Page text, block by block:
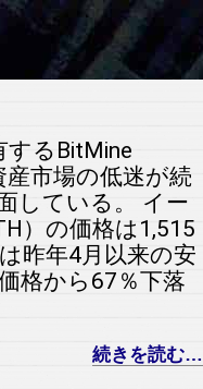
するBitMine
産市場の低迷が続
している。 イー
）の価格は1,515
昨年4月以来の安
格から67％下落
続きを読む…